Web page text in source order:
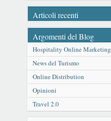
Articoli recenti
Argomenti del Blog
Hospitality Online Marketing
News del Turismo
Online Distribution
Opinioni
Travel 2.0